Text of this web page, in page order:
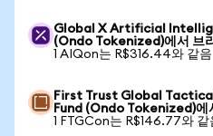
Global X Artificial
(Ondo Tokenized)에서 브
1 AIQon는 R$316.44와 같음
First Trust Global
Fund (Ondo Tokenized)에
1 FTGCon는 R$146.77와 같